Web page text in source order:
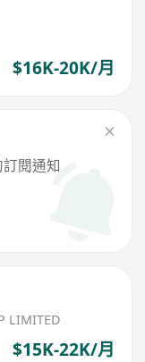
$16K-20K/月
閱通知
LIMITED
$15K-22K/月